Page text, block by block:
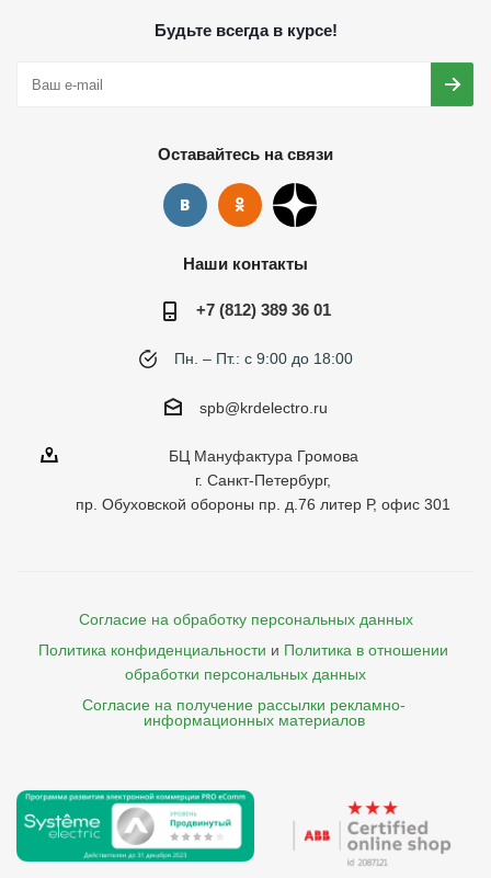
Будьте всегда в курсе!
Оставайтесь на связи
Наши контакты
+7 (812) 389 36 01
Пн. – Пт.: с 9:00 до 18:00
spb@krdelectro.ru
БЦ Мануфактура Громова
г. Санкт-Петербург,
пр. Обуховской обороны пр. д.76 литер Р, офис 301
Согласие на обработку персональных данных
Политика конфиденциальности и Политика в отношении
обработки персональных данных
Согласие на получение рассылки рекламно-
    информационных материалов